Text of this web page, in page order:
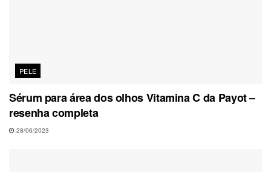
PELE
Sérum para área dos olhos Vitamina C da Payot –
resenha completa
28/06/2023